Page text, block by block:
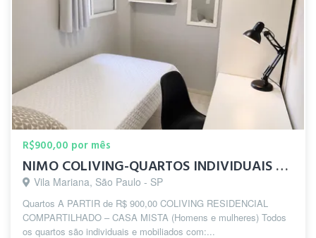
R$900,00 por mês
NIMO COLIVING-QUARTOS INDIVIDUAIS 10 MIN DO METRÔ SANTA CRUZ
Vila Mariana, São Paulo - SP
Quartos A PARTIR de R$ 900,00 COLIVING RESIDENCIAL
COMPARTILHADO – CASA MISTA (Homens e mulheres) Todos
os quartos são individuais e mobiliados com:...